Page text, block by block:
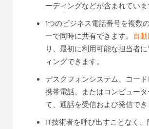
ーディングなどが含まれていま
1つのビジネス電話番号を複数
ーで同時に共有できます。 自
り、最初に利用可能な担当者
ィングできます。
デスクフォンシステム、コード
携帯電話、またはコンピュー
て、通話を受信および発信でき
IT技術者を呼び出すことなく